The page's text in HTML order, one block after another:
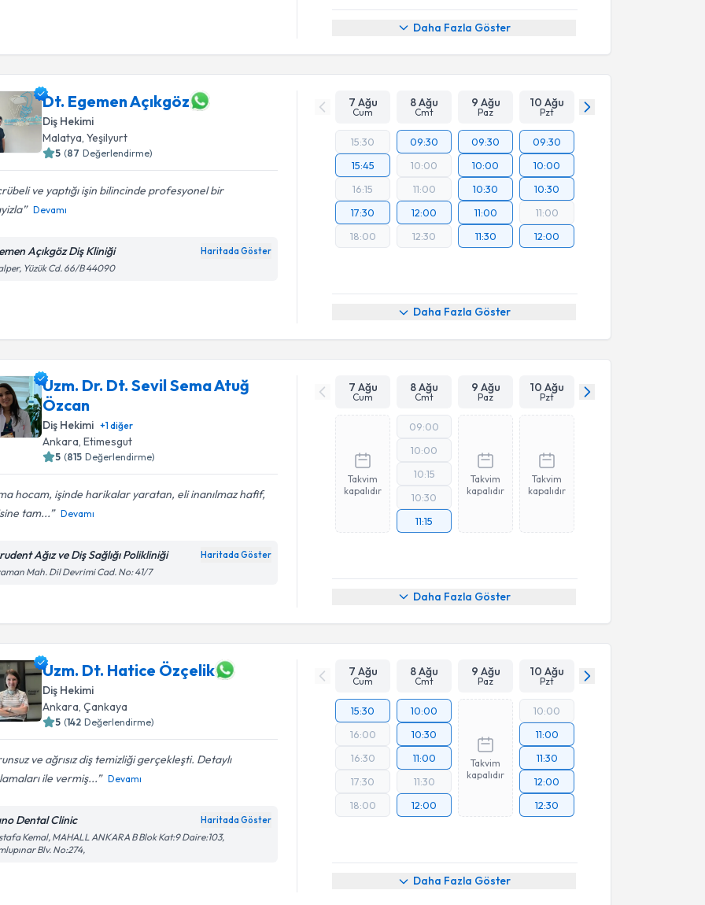
Daha Fazla Göster
Dt. Egemen Açıkgöz
Diş Hekimi
Malatya,Yeşilyurt
5 (87 Değerlendirme)
ve yaptığı işin bilincinde profesyonel bir
Devamı
Açıkgöz Diş Kliniği Haritada Göster
Yüzük Cd. 66/B 44090
7 Ağu
Cum
8 Ağu
Cmt
9 Ağu
Paz
10 Ağu
Pzt
15:30
15:45
16:15
17:30
18:00
09:30
10:00
11:00
12:00
12:30
09:30
10:00
10:30
11:00
11:30
09:30
10:00
10:30
11:00
12:00
Daha Fazla Göster
Uzm. Dr. Dt. Sevil Sema Atuğ
Özcan
Diş Hekimi +1diğer
Ankara ,Etimesgut
5 (815 Değerlendirme)
hocam, işinde harikalar yaratan, eli inanılmaz hafif,
tam...
Devamı
Ağız ve Diş Sağlığı Polikliniği Haritada Göster
Mah. Dil Devrimi Cad. No: 41/7
7 Ağu
Cum
8 Ağu
Cmt
9 Ağu
Paz
10 Ağu
Pzt
Takvim
kapalıdır
09:00
10:00
10:15
10:30
11:15
Takvim
kapalıdır
Takvim
kapalıdır
Daha Fazla Göster
Uzm. Dt. Hatice Özçelik
Diş Hekimi
Ankara,Çankaya
5 (142 Değerlendirme)
ve ağrısız diş temizliği gerçekleşti. Detaylı
ile vermiş...
Devamı
Dental Clinic Haritada Göster
Kemal, MAHALL ANKARA B Blok Kat:9 Daire:103,
Blv. No:274,
7 Ağu
Cum
8 Ağu
Cmt
9 Ağu
Paz
10 Ağu
Pzt
15:30
16:00
16:30
17:30
18:00
10:00
10:30
11:00
11:30
12:00
Takvim
kapalıdır
10:00
11:00
11:30
12:00
12:30
Daha Fazla Göster